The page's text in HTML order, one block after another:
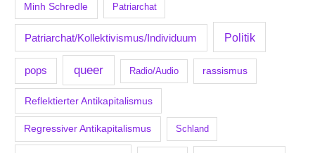
Minh Schredle Patriarchat
Patriarchat/Kollektivismus/Individuum Politik
pops queer Radio/Audio rassismus
Reflektierter Antikapitalismus
Regressiver Antikapitalismus Schland